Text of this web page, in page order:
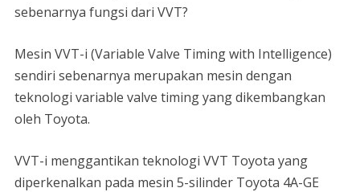
sebenarnya fungsi dari VVT?
Mesin VVT-i (Variable Valve Timing with Intelligence)
sendiri sebenarnya merupakan mesin dengan
teknologi variable valve timing yang dikembangkan
oleh Toyota.
VVT-i menggantikan teknologi VVT Toyota yang
diperkenalkan pada mesin 5-silinder Toyota 4A-GE